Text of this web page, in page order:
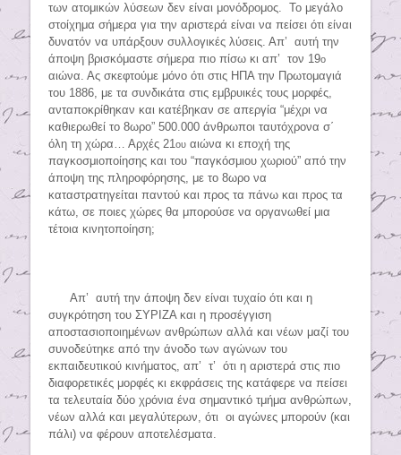
των ατομικών λύσεων δεν είναι μονόδρομος. Το μεγάλο
στοίχημα σήμερα για την αριστερά είναι να πείσει ότι είναι
δυνατόν να υπάρξουν συλλογικές λύσεις. Απ’ αυτή την
άποψη βρισκόμαστε σήμερα πιο πίσω κι απ’ τον 19ο
αιώνα. Ας σκεφτούμε μόνο ότι στις ΗΠΑ την Πρωτομαγιά
του 1886, με τα συνδικάτα στις εμβρυικές τους μορφές,
ανταποκρίθηκαν και κατέβηκαν σε απεργία “μέχρι να
καθιερωθεί το 8ωρο” 500.000 άνθρωποι ταυτόχρονα σ΄
όλη τη χώρα… Αρχές 21ου αιώνα κι εποχή της
παγκοσμιοποίησης και του “παγκόσμιου χωριού” από την
άποψη της πληροφόρησης, με το 8ωρο να
καταστρατηγείται παντού και προς τα πάνω και προς τα
κάτω, σε ποιες χώρες θα μπορούσε να οργανωθεί μια
τέτοια κινητοποίηση;
Απ’ αυτή την άποψη δεν είναι τυχαίο ότι και η
συγκρότηση του ΣΥΡΙΖΑ και η προσέγγιση
αποστασιοποιημένων ανθρώπων αλλά και νέων μαζί του
συνοδεύτηκε από την άνοδο των αγώνων του
εκπαιδευτικού κινήματος, απ’ τ’ ότι η αριστερά στις πιο
διαφορετικές μορφές κι εκφράσεις της κατάφερε να πείσει
τα τελευταία δύο χρόνια ένα σημαντικό τμήμα ανθρώπων,
νέων αλλά και μεγαλύτερων, ότι οι αγώνες μπορούν (και
πάλι) να φέρουν αποτελέσματα.